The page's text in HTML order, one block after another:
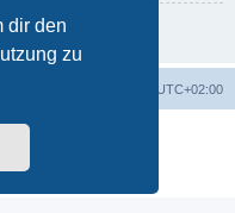
dir den
zu
UTC+02:00
© phpBB Limited